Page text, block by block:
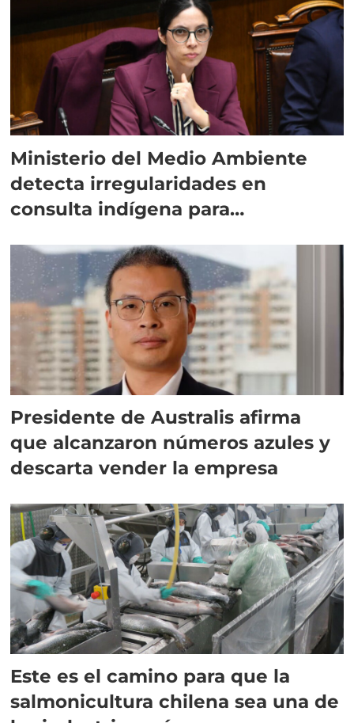
Ministerio del Medio Ambiente
detecta irregularidades en
consulta indígena para
Presidente de Australis afirma
que alcanzaron números azules y
descarta vender la empresa
Este es el camino para que la
salmonicultura chilena sea una de